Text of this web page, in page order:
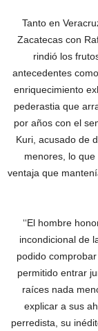
Tanto en
Zacatecas con
rindió los
antecedentes
enriquecimiento
pederastia que
por años con el
Kuri, acusado de
menores, lo
ventaja que
‘‘El hombre
incondicional de
podido
permitido entrar
raíces nada
explicar a sus
perredista, su